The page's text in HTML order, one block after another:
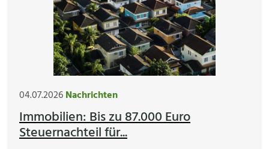
04.07.2026Nachrichten
Immobilien: Bis zu 87.000 Euro
Steuernachteil für...